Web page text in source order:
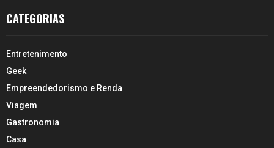
CATEGORIAS
Entretenimento
Geek
Empreendedorismo e Renda
Viagem
Gastronomia
Casa